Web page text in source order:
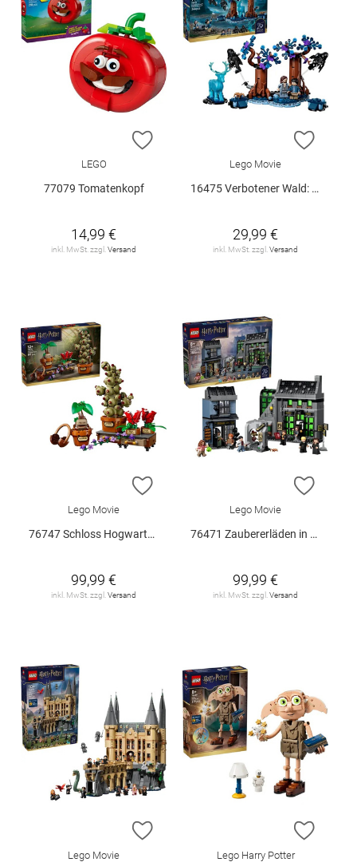
ZUR WUNSCHLISTE HINZUFÜGEN
LEGO
77079 Tomatenkopf
14,99 €
inkl. MwSt. zzgl. Versand
ZUR
Lego Movie
16475 Verbotener Wald: Expecto Patronum
29,99 €
inkl. MwSt. zzgl. Versand
ZUR WUNSCHLISTE HINZUFÜGEN
Lego Movie
76747 Schloss Hogwarts: Kräuterkunde-Pf
99,99 €
inkl. MwSt. zzgl. Versand
ZUR
Lego Movie
76471 Zaubererläden in der Winkelgasse
99,99 €
inkl. MwSt. zzgl. Versand
ZUR WUNSCHLISTE HINZUFÜGEN
Lego Movie
ZUR
Lego Harry Potter